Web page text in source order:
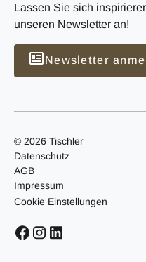
Lassen Sie sich
unseren Newsletter an!
Newsletter
© 2026 Tischler
Datenschutz
AGB
Impressum
Cookie Einstellungen